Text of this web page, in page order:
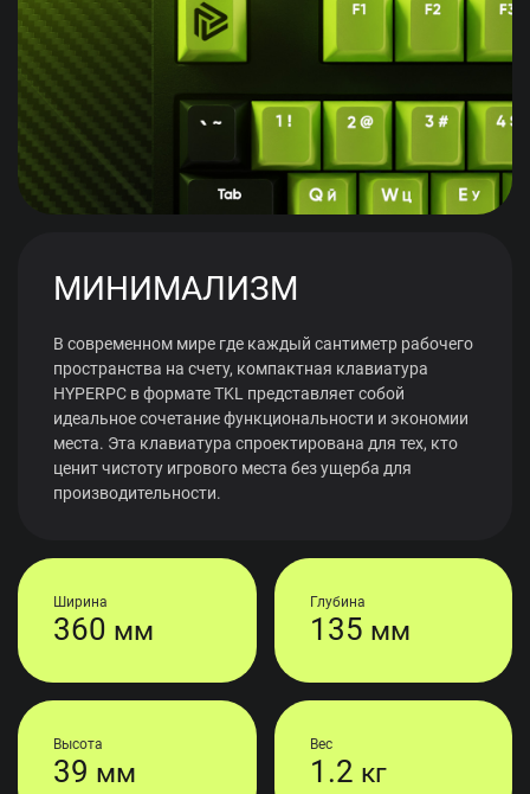
МИНИМАЛИЗМ
В современном мире где каждый сантиметр рабочего
пространства на счету, компактная клавиатура
HYPERPC в формате TKL представляет собой
идеальное сочетание функциональности и экономии
места. Эта клавиатура спроектирована для тех, кто
ценит чистоту игрового места без ущерба для
производительности.
Ширина
360 мм
Глубина
135 мм
Высота
39 мм
Вес
1.2 кг